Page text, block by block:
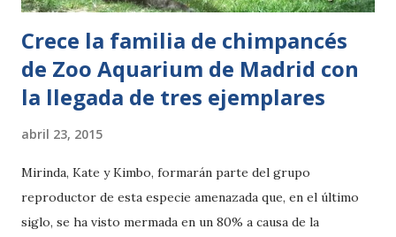
Crece la familia de chimpancés
de Zoo Aquarium de Madrid con
la llegada de tres ejemplares
abril 23, 2015
Mirinda, Kate y Kimbo, formarán parte del grupo
reproductor de esta especie amenazada que, en el último
siglo, se ha visto mermada en un 80% a causa de la